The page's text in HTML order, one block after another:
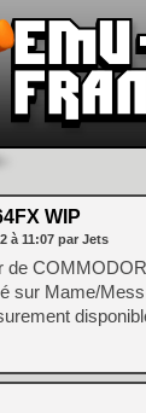
WIP
à 11:07 par Jets
de
sur Mame/